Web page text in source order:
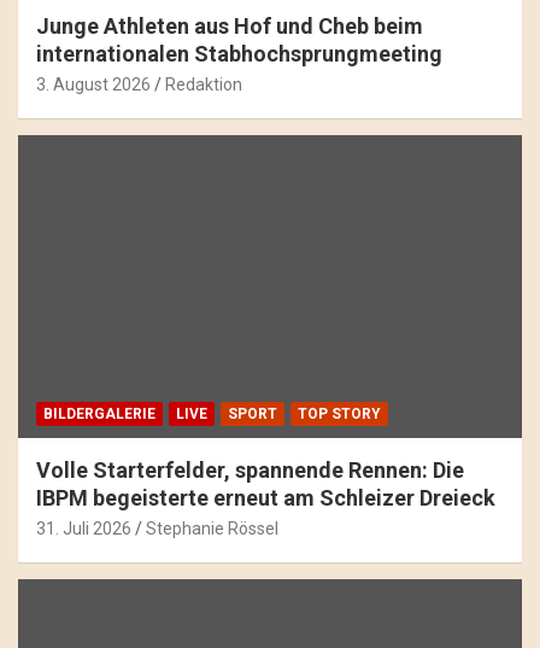
Junge Athleten aus Hof und Cheb beim
internationalen Stabhochsprungmeeting
3. August 2026 Redaktion
BILDERGALERIE LIVE SPORT TOP STORY
Volle Starterfelder, spannende Rennen: Die
IBPM begeisterte erneut am Schleizer Dreieck
31. Juli 2026 Stephanie Rössel